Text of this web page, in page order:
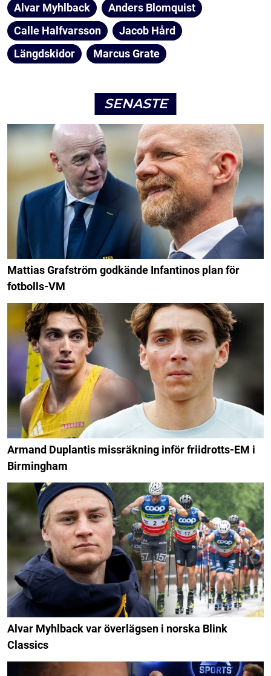
Alvar Myhlback
Anders Blomquist
Calle Halfvarsson
Jacob Hård
Längdskidor
Marcus Grate
SENASTE
Mattias Grafström godkände Infantinos plan för
fotbolls-VM
Armand Duplantis missräkning inför friidrotts-EM i
Birmingham
Alvar Myhlback var överlägsen i norska Blink
Classics